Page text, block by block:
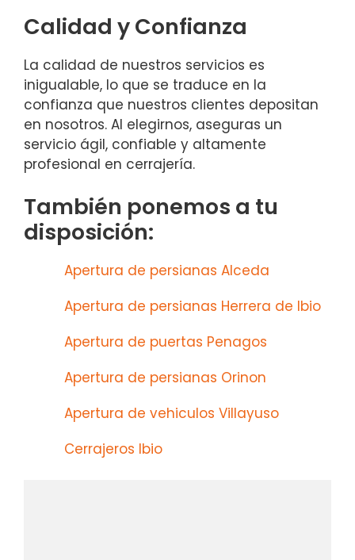
Calidad y Confianza
La calidad de nuestros servicios es
inigualable, lo que se traduce en la
confianza que nuestros clientes depositan
en nosotros. Al elegirnos, aseguras un
servicio ágil, confiable y altamente
profesional en cerrajería.
También ponemos a tu
disposición:
Apertura de persianas Alceda
Apertura de persianas Herrera de Ibio
Apertura de puertas Penagos
Apertura de persianas Orinon
Apertura de vehiculos Villayuso
Cerrajeros Ibio